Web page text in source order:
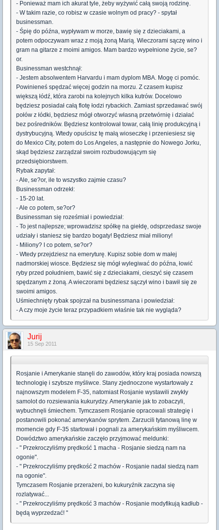
- Ponieważ mam ich akurat tyle, żeby wyżywić całą swoją rodzinę.
- W takim razie, co robisz w czasie wolnym od pracy? - spytał
businessman.
- Śpię do późna, wypływam w morze, bawię się z dzieciakami, a
potem odpoczywam wraz z moją żoną Marią. Wieczorami sączę wino i
gram na gitarze z moimi amigos. Mam bardzo wypełnione życie, se?
or.
Businessman westchnął:
- Jestem absolwentem Harvardu i mam dyplom MBA. Mogę ci pomóc.
Powinieneś spędzać więcej godzin na morzu. Z czasem kupisz
większą łódź, która zarobi na kolejnych kilka kutrów. Docelowo
będziesz posiadał całą flotę łodzi rybackich. Zamiast sprzedawać swój
połów z łódki, będziesz mógł otworzyć własną przetwórnię i działać
bez pośredników. Będziesz kontrolował towar, całą linię produkcyjną i
dystrybucyjną. Wtedy opuścisz tę małą wioseczkę i przeniesiesz się
do Mexico City, potem do Los Angeles, a następnie do Nowego Jorku,
skąd będziesz zarządzał swoim rozbudowującym się
przedsiębiorstwem.
Rybak zapytał:
- Ale, se?or, ile to wszystko zajmie czasu?
Businessman odrzekł:
- 15-20 lat.
- Ale co potem, se?or?
Businessman się roześmiał i powiedział:
- To jest najlepsze; wprowadzisz spółkę na giełdę, odsprzedasz swoje
udziały i staniesz się bardzo bogaty! Będziesz miał miliony!
- Miliony? I co potem, se?or?
- Wtedy przejdziesz na emeryturę. Kupisz sobie dom w małej
nadmorskiej wiosce. Będziesz się mógł wylegiwać do późna, łowić
ryby przed południem, bawić się z dzieciakami, cieszyć się czasem
spędzanym z żoną. A wieczorami będziesz sączył wino i bawił się ze
swoimi amigos.
Uśmiechnięty rybak spojrzał na businessmana i powiedział:
- A czy moje życie teraz przypadkiem właśnie tak nie wygląda?
Jurij
15 Sep 2011
Rosjanie i Amerykanie stanęli do zawodów, który kraj posiada nowszą
technologię i szybsze myśliwce. Stany zjednoczone wystartowały z
najnowszym modelem F-35, natomiast Rosjanie wystawili zwykły
samolot do rozsiewania kukurydzy. Amerykanie jak to zobaczyli,
wybuchnęli śmiechem. Tymczasem Rosjanie opracowali strategię i
postanowili pokonać amerykanów sprytem. Zarzucili tytanową linę w
momencie gdy F-35 startował i pognali za amerykańskim myśliwcem.
Dowództwo amerykańskie zaczęło przyjmować meldunki:
- " Przekroczyliśmy prędkość 1 macha - Rosjanie siedzą nam na
ogonie".
- " Przekroczyliśmy prędkość 2 machów - Rosjanie nadal siedzą nam
na ogonie".
Tymczasem Rosjanie przerażeni, bo kukuryźnik zaczyna się
rozlatywać...
- " Przekroczyliśmy prędkość 3 machów - Rosjanie modyfikują kadłub -
będą wyprzedzać! "